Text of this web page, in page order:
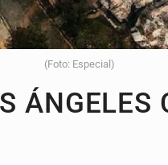
(Foto: Especial)
ÁNGELES